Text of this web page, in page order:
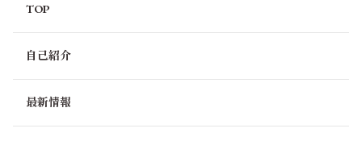
「僕は『鬼没』に引っ掛かるなあ。だって美帆ママはdar
kなイメージなんて欠片も無いんだものね。僕なら使わな
いなあ。ママが言いたい事は分かるけどね。」ですって⁉️
TOP
自己紹介
最新情報